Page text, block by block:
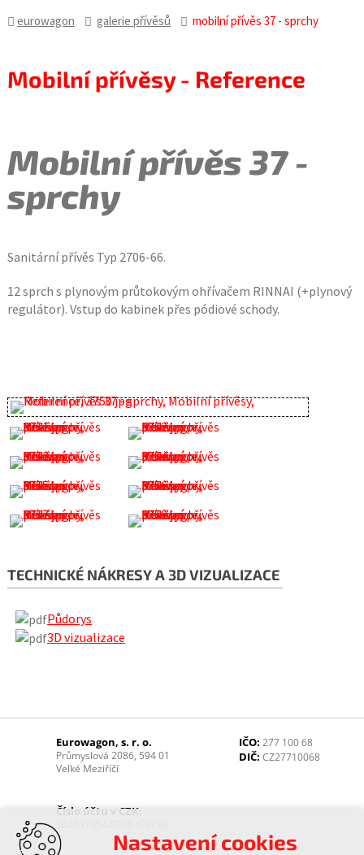
eurowagon galerie přívěsů mobilní přívěs 37 - sprchy
Mobilní přívěsy - Reference
Mobilní přívěs 37 -
sprchy
Sanitární přívěs Typ 2706-66.
12 sprch s plynovým průtokovým ohřívačem RINNAI (+plynový
regulátor). Vstup do kabinek přes pódiové schody.
TECHNICKÉ NÁKRESY A 3D VIZUALIZACE
Půdorys
3D vizualizace
Eurowagon, s. r. o.
Průmyslová 2086, 594 01
Velké Meziříčí
IČO: 277 100 68
DIČ: CZ27710068
Číslo účtu v CZK:
Nastavení cookies